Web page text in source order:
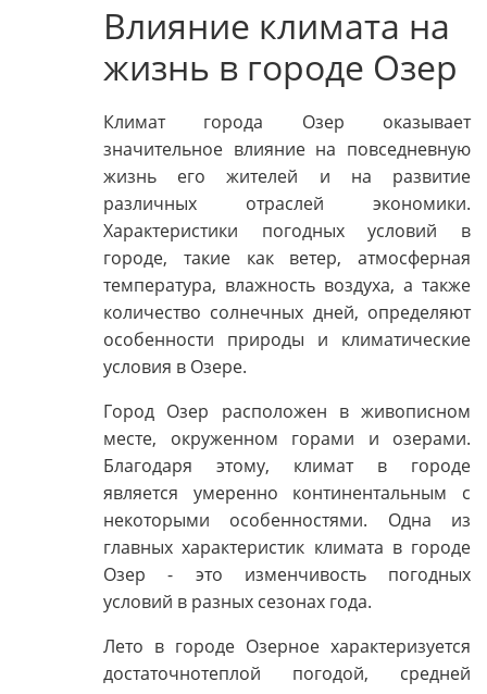
Влияние климата на
жизнь в городе Озер
Климат города Озер оказывает
значительное влияние на повседневную
жизнь его жителей и на развитие
различных отраслей экономики.
Характеристики погодных условий в
городе, такие как ветер, атмосферная
температура, влажность воздуха, а также
количество солнечных дней, определяют
особенности природы и климатические
условия в Озере.
Город Озер расположен в живописном
месте, окруженном горами и озерами.
Благодаря этому, климат в городе
является умеренно континентальным с
некоторыми особенностями. Одна из
главных характеристик климата в городе
Озер - это изменчивость погодных
условий в разных сезонах года.
Лето в городе Озерное характеризуется
достаточнотеплой погодой, средней